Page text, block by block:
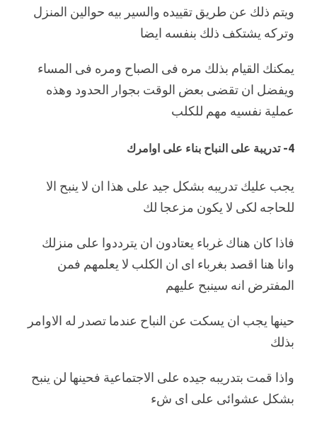
ويتم ذلك عن طريق تقييده والسير بيه حوالين المنزل
وتركه يشتكف ذلك بنفسه ايضا
يمكنك القيام بذلك مره فى الصباح ومره فى المساء
ويفضل ان تقضى بعض الوقت بجوار الحدود وهذه
عملية نفسيه مهم للكلب
4- تدريبة على النباح بناء على اوامرك
يجب عليك تدريبه بشكل جيد على هذا ان لا ينبح الا
للحاجه لكى لا يكون مزعجا لك
فاذا كان هناك غرباء يعتادون ان يترددوا على منزلك
وانا هنا اقصد بغرباء اى ان الكلب لا يعلمهم فمن
المفترض انه سينبح عليهم
حينها يجب ان يسكت عن النباح عندما تصدر له الاوامر
بذلك
واذا قمت بتدريبه جيده على الاجتماعية فحينها لن ينبح
بشكل عشوائى على اى شء